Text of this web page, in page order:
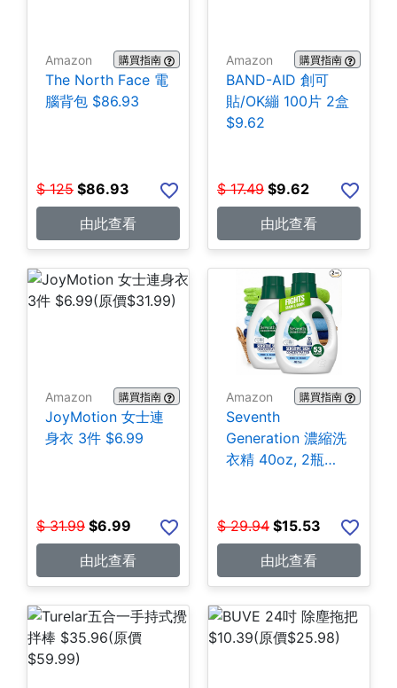
Amazon 購買指南
The North Face 電
腦背包 $86.93
$ 125 $86.93
由此查看
Amazon 購買指南
BAND-AID 創可
貼/OK繃 100片 2盒
$9.62
$ 17.49 $9.62
由此查看
Amazon 購買指南
JoyMotion 女士連
身衣 3件 $6.99
$ 31.99 $6.99
由此查看
Amazon 購買指南
Seventh
Generation 濃縮洗
衣精 40oz, 2瓶
$ 29.94 $15.53
由此查看